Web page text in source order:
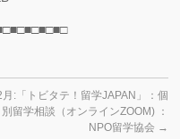
月:「トビタテ！留学JAPAN」：個
別留学相談（オンラインZOOM) ：
NPO留学協会 →